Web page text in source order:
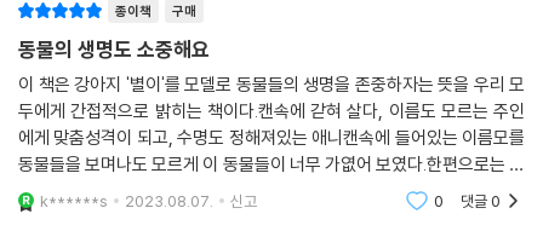
종이책 구매
동물의 생명도 소중해요
이 책은 강아지 '별이'를 모델로 동물들의 생명을 존중하자는 뜻을 우리 모
두에게 간접적으로 밝히는 책이다.캔속에 갇혀 살다, 이름도 모르는 주인
에게 맞춤성격이 되고, 수명도 정해져있는 애니캔속에 들어있는 이름모를
동물들을 보며나도 모르게 이 동물들이 너무 가엾어 보였다.한편으로는 조
금 잔인하다는 생각조차 들었다.가만, 생각해보면 우리도 반려동물이라는
명분으로 동물들
k******s 2023.08.07. 신고 0 댓글0